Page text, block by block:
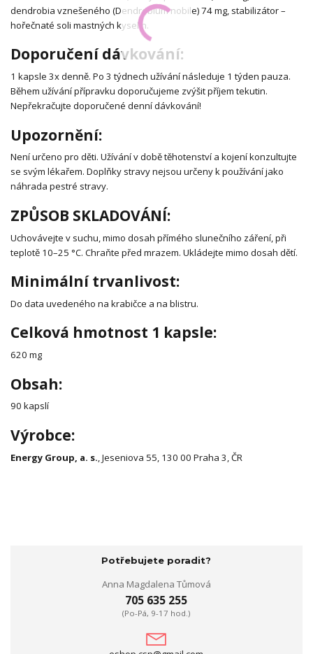
dendrobia vznešeného (Dendrobium nobile) 74 mg, stabilizátor –
hořečnaté soli mastných kyselin.
Doporučení dávkování:
1 kapsle 3x denně. Po 3 týdnech užívání následuje 1 týden pauza.
Během užívání přípravku doporučujeme zvýšit příjem tekutin.
Nepřekračujte doporučené denní dávkování!
Upozornění:
Není určeno pro děti. Užívání v době těhotenství a kojení konzultujte
se svým lékařem. Doplňky stravy nejsou určeny k používání jako
náhrada pestré stravy.
ZPŮSOB SKLADOVÁNÍ:
Uchovávejte v suchu, mimo dosah přímého slunečního záření, při
teplotě 10–25 °C. Chraňte před mrazem. Ukládejte mimo dosah dětí.
Minimální trvanlivost:
Do data uvedeného na krabičce a na blistru.
Celková hmotnost 1 kapsle:
620 mg
Obsah:
90 kapslí
Výrobce:
Energy Group, a. s., Jeseniova 55, 130 00 Praha 3, ČR
Potřebujete poradit?
Anna Magdalena Tůmová
705 635 255
(Po-Pá, 9-17 hod.)